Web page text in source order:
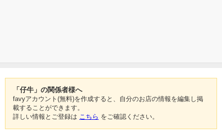
「仔牛」の関係者様へ
favyアカウント(無料)を作成すると、自分のお店の情報を編集し掲
載することができます。
詳しい情報とご登録は こちら をご確認ください。